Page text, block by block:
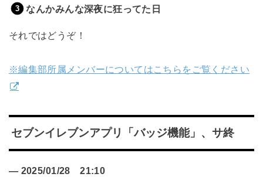
なんかみんな深夜に狂ってた日
それではどうぞ！
※編集部所属メンバーについてはこちらをご覧ください
セブンイレブンアプリ「バッジ機能」、サ終
— 2025/01/2821:10